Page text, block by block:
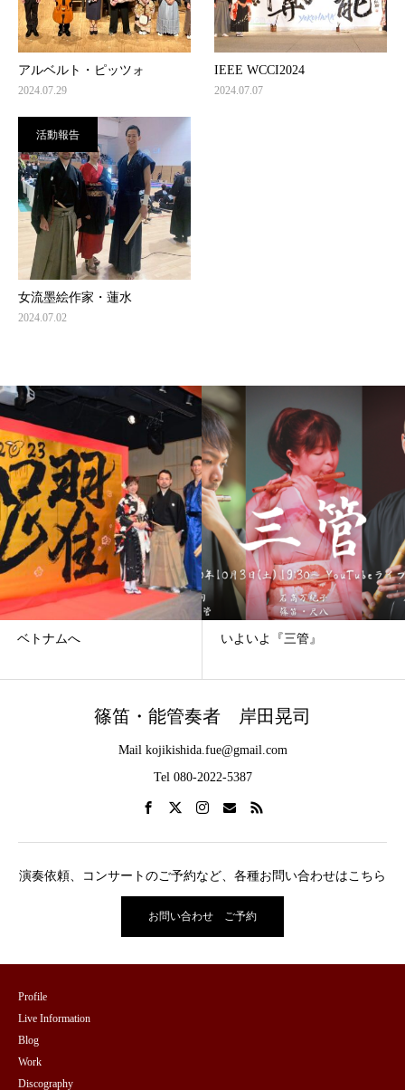
アルベルト・ピッツォ
2024.07.29
IEEE WCCI2024
2024.07.07
活動報告
女流墨絵作家・蓮水
2024.07.02
ベトナムへ いよいよ『三管』
篠笛・能管奏者 岸田晃司
Mail kojikishida.fue@gmail.com
Tel 080-2022-5387
演奏依頼、コンサートのご予約など、各種お問い合わせはこちら
お問い合わせ ご予約
Profile
Live Information
Blog
Work
Discography